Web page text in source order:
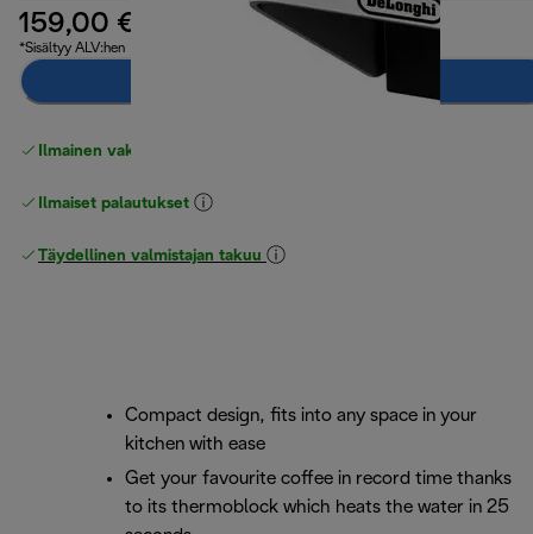
159,00 €
*Sisältyy ALV:hen
Ilmainen vakiotoimitus
Ilmaiset palautukset
Täydellinen valmistajan takuu
Compact design, fits into any space in your
kitchen with ease
Get your favourite coffee in record time thanks
to its thermoblock which heats the water in 25